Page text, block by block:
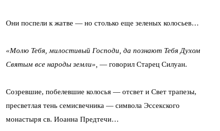
Они поспели к жатве — но столько еще зеленых колосьев…
«Молю Тебя, милостивый Господи, да познают Тебя Духом
Святым все народы земли», — говорил Старец Силуан.
Созревшие, побелевшие колосья — отсвет и Свет трапезы,
пресветлая тень семисвечника — символа Эссекского
монастыря св. Иоанна Предтечи…